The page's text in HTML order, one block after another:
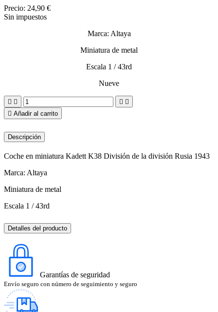
Precio: 24,90 €
Sin impuestos
Marca: Altaya
Miniatura de metal
Escala 1 / 43rd
Nueve
   
 Añadir al carrito
Descripción
Coche en miniatura Kadett K38 División de la división Rusia 1943
Marca: Altaya
Miniatura de metal
Escala 1 / 43rd
Detalles del producto
Garantías de seguridad
Envío seguro con número de seguimiento y seguro